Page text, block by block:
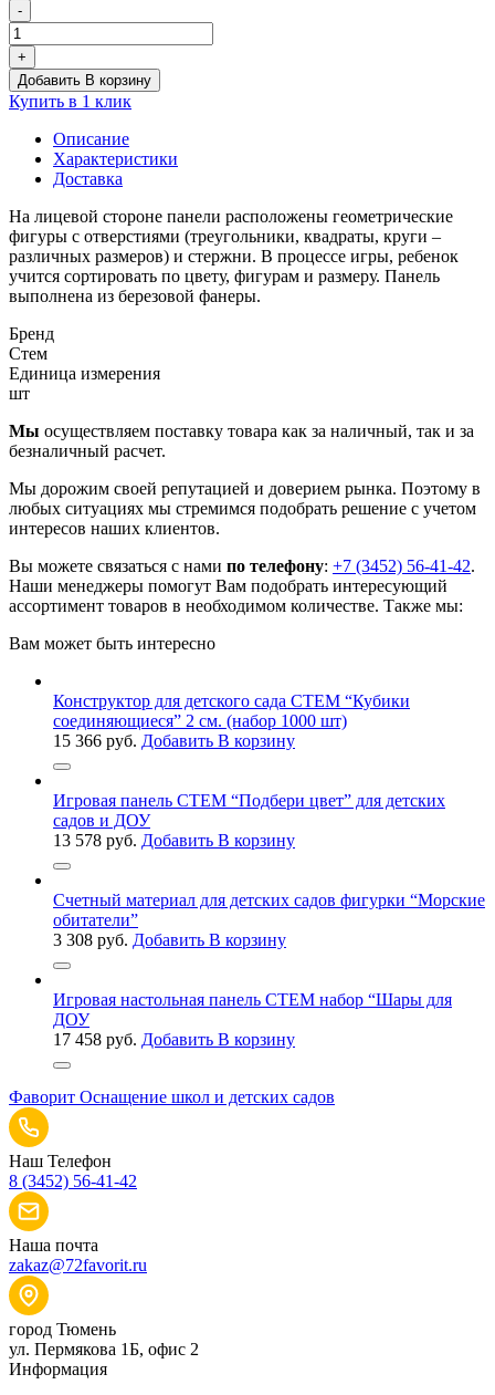
-
Количество
товара
Панель
"Геометрические
формы
стержни"
+
Добавить В корзину
Купить в 1 клик
Описание
Характеристики
Доставка
На лицевой стороне панели расположены геометрические
фигуры с отверстиями (треугольники, квадраты, круги –
различных размеров) и стержни. В процессе игры, ребенок
учится сортировать по цвету, фигурам и размеру. Панель
выполнена из березовой фанеры.
Бренд
Стем
Единица измерения
шт
Мы осуществляем поставку товара как за наличный, так и за
безналичный расчет.
Мы дорожим своей репутацией и доверием рынка. Поэтому в
любых ситуациях мы стремимся подобрать решение с учетом
интересов наших клиентов.
Вы можете связаться с нами по телефону: +7 (3452) 56-41-42.
Наши менеджеры помогут Вам подобрать интересующий
ассортимент товаров в необходимом количестве. Также мы:
Вам может быть интересно
Конструктор для детского сада СТЕМ “Кубики
соединяющиеся” 2 см. (набор 1000 шт)
15 366 руб. Добавить В корзину
Игровая панель СТЕМ “Подбери цвет” для детских
садов и ДОУ
13 578 руб. Добавить В корзину
Счетный материал для детских садов фигурки “Морские
обитатели”
3 308 руб. Добавить В корзину
Игровая настольная панель СТЕМ набор “Шары для
ДОУ
17 458 руб. Добавить В корзину
Фаворит Оснащение школ и детских садов
Наш Телефон
8 (3452) 56-41-42
Наша почта
zakaz@72favorit.ru
город Тюмень
ул. Пермякова 1Б, офис 2
Информация